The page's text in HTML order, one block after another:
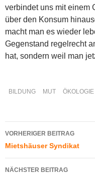
verbindet uns mit einem
über den Konsum
macht man es wieder
Gegenstand regelrecht
hat, sondern weil man
BILDUNG MUT ÖKOLOGIE
VORHERIGER BEITRAG
Mietshäuser Syndikat
NÄCHSTER BEITRAG